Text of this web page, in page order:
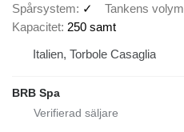
Spårsystem
✓ Tankens volym
Kapacitet 250 samt
Italien, Torbole Casaglia
BRB Spa